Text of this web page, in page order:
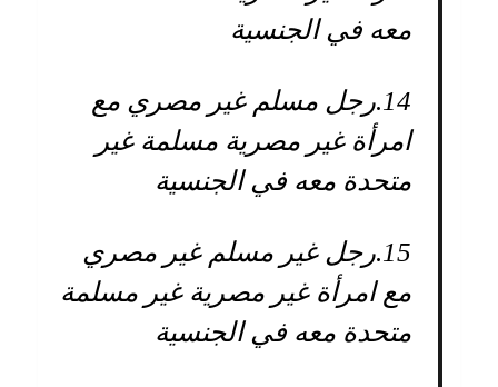
معه في الجنسية
14. رجل مسلم غير مصري مع
امرأة غير مصرية مسلمة غير
متحدة معه في الجنسية
15. رجل غير مسلم غير مصري
مع امرأة غير مصرية غير مسلمة
متحدة معه في الجنسية